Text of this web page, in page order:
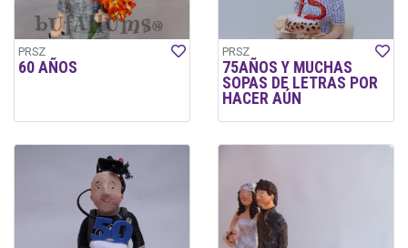
PRSZ
60 AÑOS
PRSZ
75AÑOS Y MUCHAS
SOPAS DE LETRAS POR
HACER AÚN